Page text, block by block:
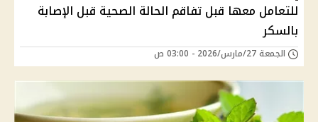
للتعامل معها قبل تفاقم الحالة الصحية قبل الإصابة
بالسكر
الجمعة 27/مارس/2026 - 03:00 ص